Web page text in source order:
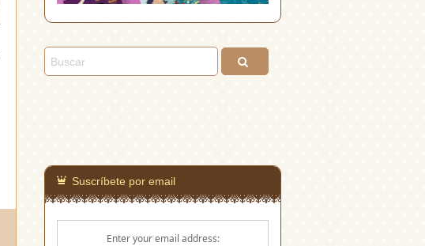
Suscríbete por email
Enter your email address: